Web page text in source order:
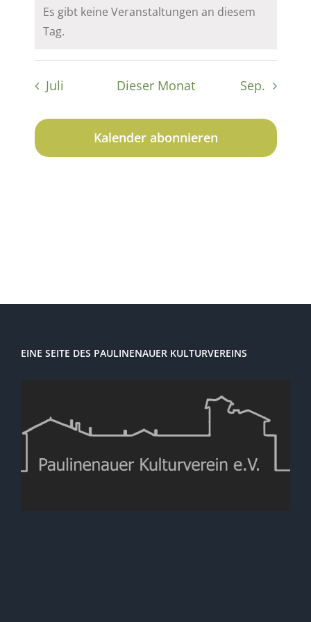
Hinweis
Es gibt keine Veranstaltungen an diesem
Tag.
Juli Dieser Monat Sep.
Kalender abonnieren
EINE SEITE DES PAULINENAUER KULTURVEREINS